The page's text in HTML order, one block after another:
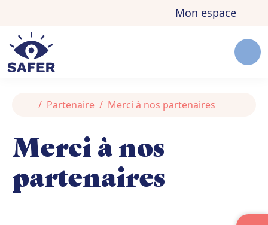
Mon espace
Accueil
Partenaire Merci à nos partenaires
Merci à nos
partenaires